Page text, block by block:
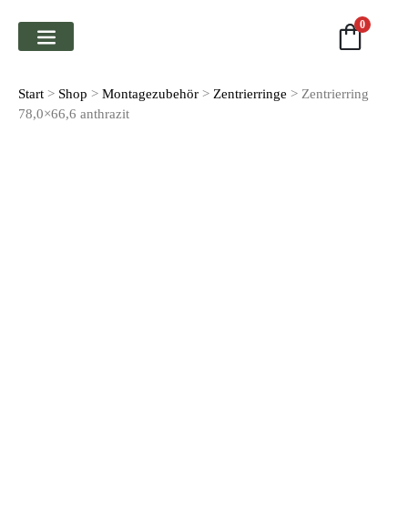
0
Start > Shop > Montage­zubehör > Zentrierringe > Zentrierring
78,0×66,6 anthrazit